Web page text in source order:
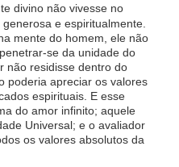
divino não vivesse no
e espiritualmente.
mente do homem, ele não
se da unidade do
não residisse dentro do
poderia apreciar os valores
espirituais. E esse
do amor infinito; aquele
Universal; e o avaliador
os valores absolutos da